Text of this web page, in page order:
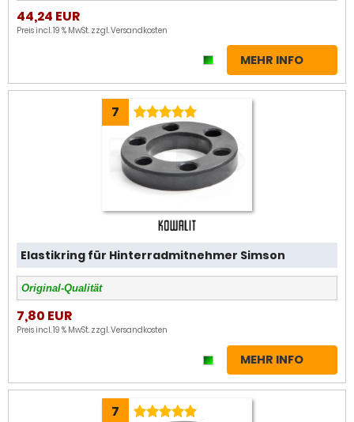
44,24 EUR
Preis incl. 19 % MwSt. zzgl.Versandkosten
MEHR INFO
7
Elastikring für Hinterradmitnehmer Simson
Original-Qualität
7,80 EUR
Preis incl. 19 % MwSt. zzgl.Versandkosten
MEHR INFO
7